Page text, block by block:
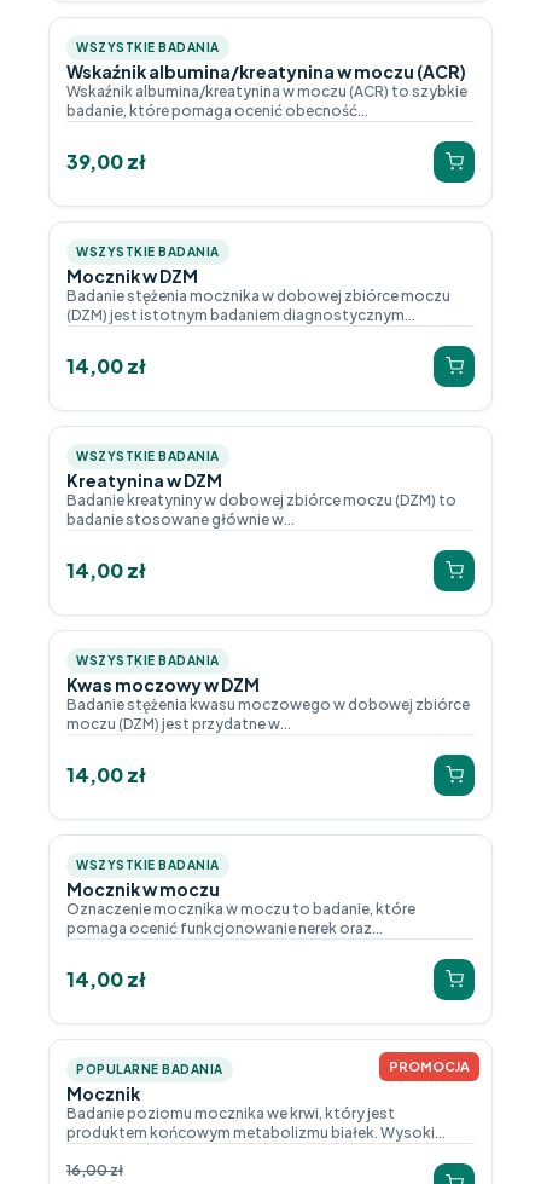
WSZYSTKIE BADANIA
Wskaźnik albumina/kreatynina w moczu (ACR)
Wskaźnik albumina/kreatynina w moczu (ACR) to szybkie
badanie, które pomaga ocenić obecność...
39,00zł
WSZYSTKIE BADANIA
Mocznik w DZM
Badanie stężenia mocznika w dobowej zbiórce moczu
(DZM) jest istotnym badaniem diagnostycznym...
14,00zł
WSZYSTKIE BADANIA
Kreatynina w DZM
Badanie kreatyniny w dobowej zbiórce moczu (DZM) to
badanie stosowane głównie w...
14,00zł
WSZYSTKIE BADANIA
Kwas moczowy w DZM
Badanie stężenia kwasu moczowego w dobowej zbiórce
moczu (DZM) jest przydatne w...
14,00zł
WSZYSTKIE BADANIA
Mocznik w moczu
Oznaczenie mocznika w moczu to badanie, które
pomaga ocenić funkcjonowanie nerek oraz...
14,00zł
PROMOCJA
POPULARNE BADANIA
Mocznik
Badanie poziomu mocznika we krwi, który jest
produktem końcowym metabolizmu białek. Wysoki...
16,00zł